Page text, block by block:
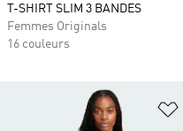
T-SHIRT SLIM 3 BANDES
Femmes Originals
16 couleurs